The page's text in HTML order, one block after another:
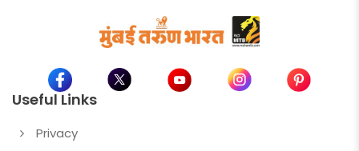
Useful Links
Privacy